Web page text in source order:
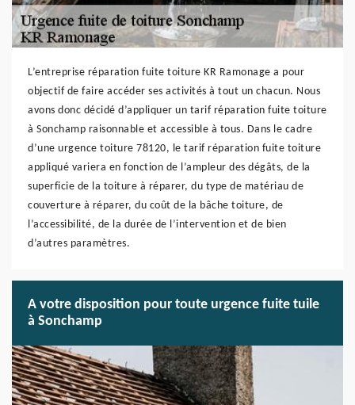
L’entreprise réparation fuite toiture KR Ramonage a pour
objectif de faire accéder ses activités à tout un chacun. Nous
avons donc décidé d’appliquer un tarif réparation fuite toiture
à Sonchamp raisonnable et accessible à tous. Dans le cadre
d’une urgence toiture 78120, le tarif réparation fuite toiture
appliqué variera en fonction de l’ampleur des dégâts, de la
superficie de la toiture à réparer, du type de matériau de
couverture à réparer, du coût de la bâche toiture, de
l’accessibilité, de la durée de l’intervention et de bien
d’autres paramètres.
A votre disposition pour toute urgence fuite tuile
à Sonchamp